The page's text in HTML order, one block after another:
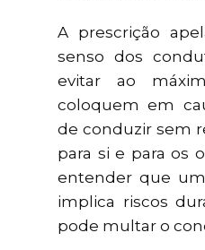
A prescrição
senso dos
evitar ao
coloquem em
de conduzir sem
para si e para os
entender que
implica riscos
pode multar o